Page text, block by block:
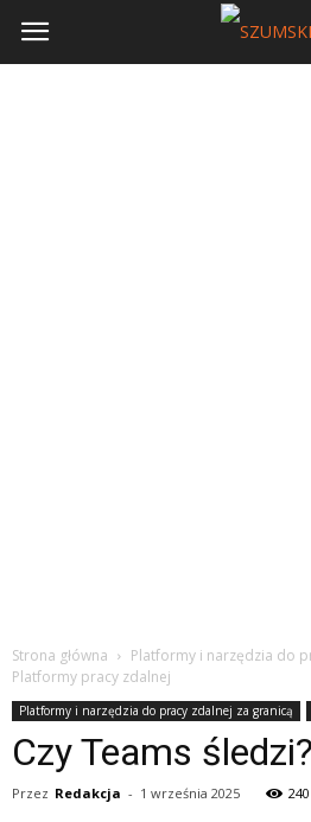
Strona główna
Platformy i narzędzia do
Platformy pracy zdalnej
Platformy i narzędzia do pracy zdalnej za granicą
Czy Teams śledzi?
Przez Redakcja - 1 września 2025 240